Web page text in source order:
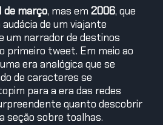
de março, mas em 2006, que
de um viajante
um narrador de destinos
primeiro tweet. Em meio ao
era analógica que se
de caracteres se
para a era das redes
quanto descobrir
seção sobre toalhas.